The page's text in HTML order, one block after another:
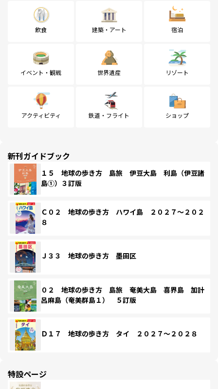
飲食 建築・アート 宿泊
イベント・観戦 世界遺産 リゾート
アクティビティ 鉄道・フライト ショップ
新刊ガイドブック
１５ 地球の歩き方 島旅 伊豆大島 利島（伊豆諸
島①）３訂版
Ｃ０２ 地球の歩き方 ハワイ島 ２０２７～２０２
８
Ｊ３３ 地球の歩き方 墨田区
０２ 地球の歩き方 島旅 奄美大島 喜界島 加計
呂麻島（奄美群島１） ５訂版
Ｄ１７ 地球の歩き方 タイ ２０２７～２０２８
特設ページ